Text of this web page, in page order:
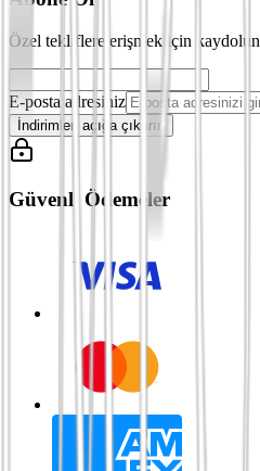
Özel tekliflere erişmek için kaydolun
E-posta adresiniz
İndirimleri açığa çıkarın
Güvenli Ödemeler